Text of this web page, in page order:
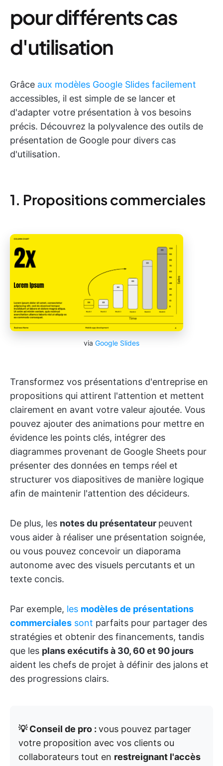
pour différents cas
d'utilisation
Grâce aux modèles Google Slides facilement
accessibles, il est simple de se lancer et
d'adapter votre présentation à vos besoins
précis. Découvrez la polyvalence des outils de
présentation de Google pour divers cas
d'utilisation.
1. Propositions commerciales
via Google Slides
Transformez vos présentations d'entreprise en
propositions qui attirent l'attention et mettent
clairement en avant votre valeur ajoutée. Vous
pouvez ajouter des animations pour mettre en
évidence les points clés, intégrer des
diagrammes provenant de Google Sheets pour
présenter des données en temps réel et
structurer vos diapositives de manière logique
afin de maintenir l'attention des décideurs.
De plus, les notes du présentateur peuvent
vous aider à réaliser une présentation soignée,
ou vous pouvez concevoir un diaporama
autonome avec des visuels percutants et un
texte concis.
Par exemple, les modèles de présentations
commerciales sont parfaits pour partager des
stratégies et obtenir des financements, tandis
que les plans exécutifs à 30, 60 et 90 jours
aident les chefs de projet à définir des jalons et
des progressions clairs.
💡 Conseil de pro : vous pouvez partager
votre proposition avec vos clients ou
collaborateurs tout en restreignant l'accès